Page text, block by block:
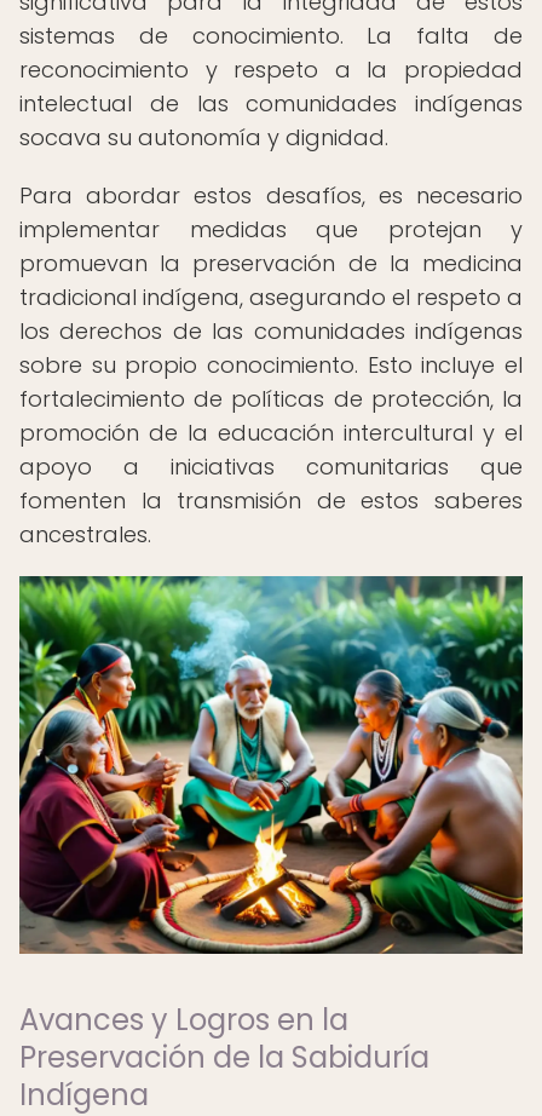
sistemas de conocimiento. La falta de
reconocimiento y respeto a la propiedad
intelectual de las comunidades indígenas
socava su autonomía y dignidad.
Para abordar estos desafíos, es necesario
implementar medidas que protejan y
promuevan la preservación de la medicina
tradicional indígena, asegurando el respeto a
los derechos de las comunidades indígenas
sobre su propio conocimiento. Esto incluye el
fortalecimiento de políticas de protección, la
promoción de la educación intercultural y el
apoyo a iniciativas comunitarias que
fomenten la transmisión de estos saberes
ancestrales.
Avances y Logros en la
Preservación de la Sabiduría
Indígena